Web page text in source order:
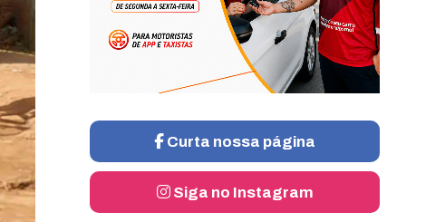
Curta nossa página
Siga no Instagram